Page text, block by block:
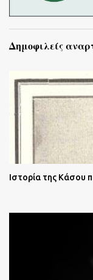
Δημοφιλείς
Ιστορία της Κάσου